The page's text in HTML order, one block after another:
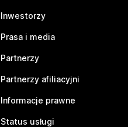
Inwestorzy
Prasa i media
Partnerzy
Partnerzy afiliacyjni
Informacje prawne
Status usługi